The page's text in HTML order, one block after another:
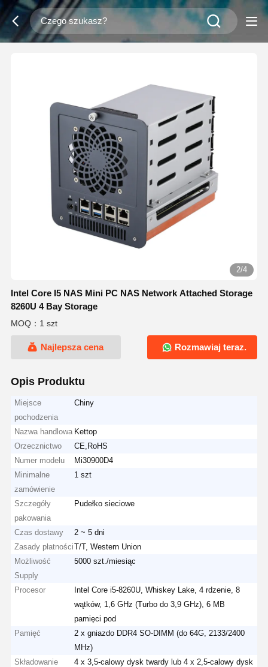
2/4
Intel Core I5 NAS Mini PC NAS Network Attached Storage
8260U 4 Bay Storage
MOQ：1 szt
Najlepsza cena Rozmawiaj teraz.
Opis Produktu
Miejsce
pochodzenia
Chiny
Nazwa handlowa Kettop
Orzecznictwo
CE,RoHS
Numer modelu
Mi30900D4
Minimalne
zamówienie
1 szt
Szczegóły
pakowania
Pudełko sieciowe
Czas dostawy
2 ~ 5 dni
Zasady płatnościT/T, Western Union
Możliwość
Supply
5000 szt./miesiąc
Procesor
Intel Core i5-8260U, Whiskey Lake, 4 rdzenie, 8
wątków, 1,6 GHz (Turbo do 3,9 GHz), 6 MB
pamięci pod
Pamięć
2 x gniazdo DDR4 SO-DIMM (do 64G, 2133/2400
MHz)
Składowanie
4 x 3,5-calowy dysk twardy lub 4 x 2,5-calowy dysk